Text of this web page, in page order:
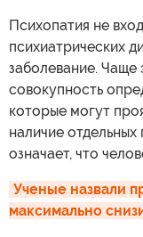
Психопатия не
психиатрических
заболевание.
совокупность
которые могут
наличие
означает, что
Ученые назвали
максимально